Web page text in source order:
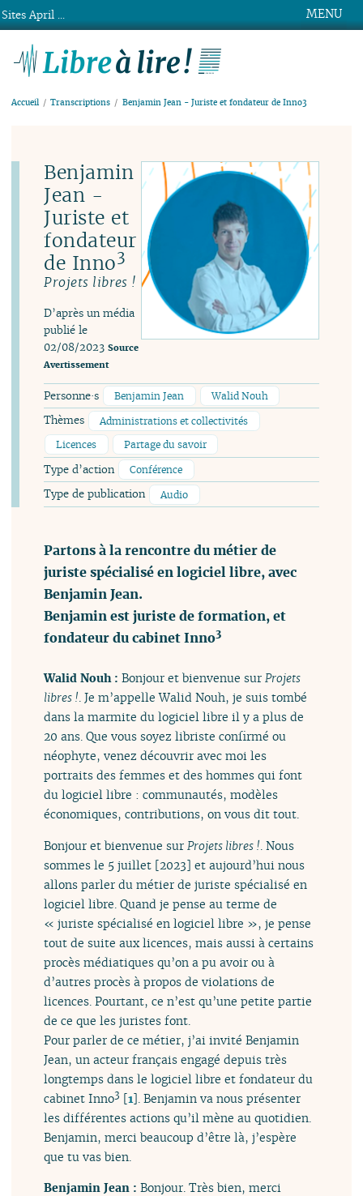
MENU
Accueil Transcriptions Benjamin Jean - Juriste et fondateur de Inno3
Benjamin
Jean -
Juriste et
fondateur
de Inno3
Projets libres !
D’après un média
publié le
02/08/2023 Source
Avertissement
Personne·s Benjamin Jean Walid Nouh
Thèmes
Administrations et collectivités
Licences
Partage du savoir
Type d’action Conférence
Type de publication Audio
Partons à la rencontre du métier de
juriste spécialisé en logiciel libre, avec
Benjamin Jean.
Benjamin est juriste de formation, et
fondateur du cabinet Inno3
Walid Nouh :Bonjour et bienvenue surProjets
libres !. Je m’appelle Walid Nouh, je suis tombé
dans la marmite du logiciel libre il y a plus de
20 ans. Que vous soyez libriste confirmé ou
néophyte, venez découvrir avec moi les
portraits des femmes et des hommes qui font
du logiciel libre : communautés, modèles
économiques, contributions, on vous dit tout.
Bonjour et bienvenue sur Projets libres ! . Nous
sommes le 5 juillet [2023] et aujourd’hui nous
allons parler du métier de juriste spécialisé en
logiciel libre. Quand je pense au terme de
« juriste spécialisé en logiciel libre », je pense
tout de suite aux licences, mais aussi à certains
procès médiatiques qu’on a pu avoir ou à
d’autres procès à propos de violations de
licences. Pourtant, ce n’est qu’une petite partie
de ce que les juristes font.
Pour parler de ce métier, j’ai invité Benjamin
Jean, un acteur français engagé depuis très
longtemps dans le logiciel libre et fondateur du
cabinet Inno3 [1] . Benjamin va nous présenter
les différentes actions qu’il mène au quotidien.
Benjamin, merci beaucoup d’être là, j’espère
que tu vas bien.
Benjamin Jean :Bonjour. Très bien, merci
Sites April ...